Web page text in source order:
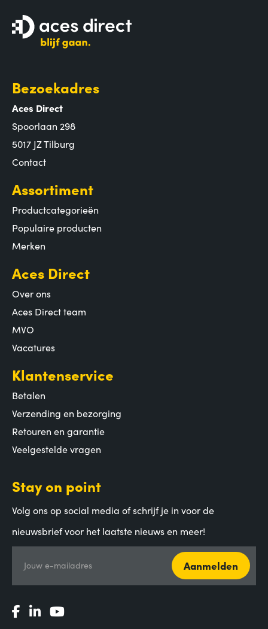
Bezoekadres
Aces Direct
Spoorlaan 298
5017 JZ Tilburg
Contact
Assortiment
Productcategorieën
Populaire producten
Merken
Aces Direct
Over ons
Aces Direct team
MVO
Vacatures
Klantenservice
Betalen
Verzending en bezorging
Retouren en garantie
Veelgestelde vragen
Stay on point
Volg ons op social media of schrijf je in voor de
nieuwsbrief voor het laatste nieuws en meer!
Jouw e-mailadres Aanmelden